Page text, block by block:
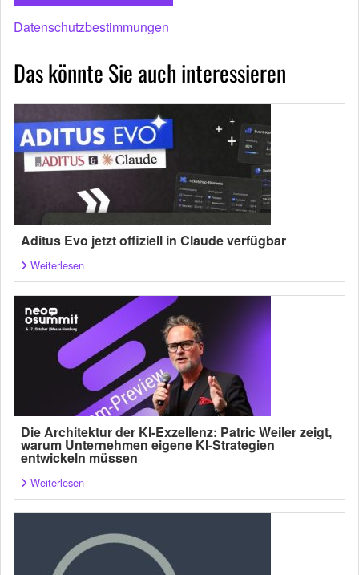
Datenschutzbestimmungen
Das könnte Sie auch interessieren
Aditus Evo jetzt offiziell in Claude verfügbar
Weiterlesen
Die Architektur der KI-Exzellenz: Patric Weiler zeigt,
warum Unternehmen eigene KI-Strategien
entwickeln müssen
Weiterlesen